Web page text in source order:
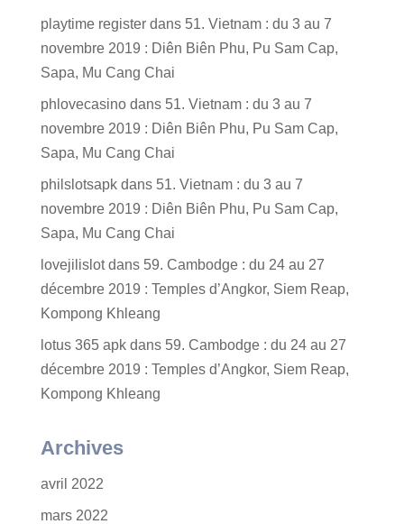
playtime registerdans 51. Vietnam : du 3 au 7
novembre 2019 : Diên Biên Phu, Pu Sam Cap,
Sapa, Mu Cang Chai
phlovecasinodans 51. Vietnam : du 3 au 7
novembre 2019 : Diên Biên Phu, Pu Sam Cap,
Sapa, Mu Cang Chai
philslotsapkdans 51. Vietnam : du 3 au 7
novembre 2019 : Diên Biên Phu, Pu Sam Cap,
Sapa, Mu Cang Chai
lovejilislotdans 59. Cambodge : du 24 au 27
décembre 2019 : Temples d’Angkor, Siem Reap,
Kompong Khleang
lotus 365 apkdans 59. Cambodge : du 24 au 27
décembre 2019 : Temples d’Angkor, Siem Reap,
Kompong Khleang
Archives
avril 2022
mars 2022